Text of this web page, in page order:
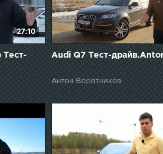
27:10
Тест-
Audi Q7 Тест-
Антон Воротников